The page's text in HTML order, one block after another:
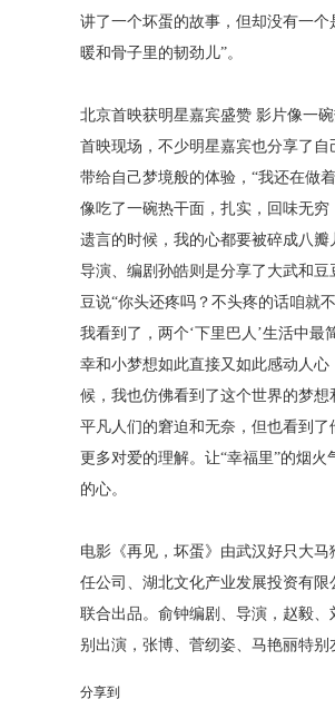
讲了一个坏蛋的故事，但却没有一
暖和骨子里的韧劲儿”。
北京首映获明星嘉宾盛赞 影片像一
首映现场，不少明星嘉宾也分享了
带给自己梦境般的体验， “我还在做
像吃了一碗热干面，扎实，回味无
遗言的时候，我的心都要被碎成八瓣
导演、编剧孙皓则是分享了大武和
豆说“你头还疼吗？不头疼的话咱就
我看到了，两个‘下里巴人’生活中
幸和小梦想如此直接又如此感动人
候，我也仿佛看到了这个世界的梦
平凡人们的窘迫和无奈，但也看到
更多对爱的理解。让“幸福里”的烟
的心。
电影《再见，坏蛋》由武汉好只大
任公司、湖北文化产业发展投资有
联合出品。俞钟编剧、导演，赵毅
别出演，张博、菅纫姿、马艳丽特别
分享到